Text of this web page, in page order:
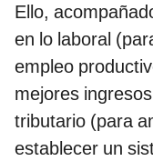
Ello,
en lo laboral
empleo
mejores
tributario (para
establecer un